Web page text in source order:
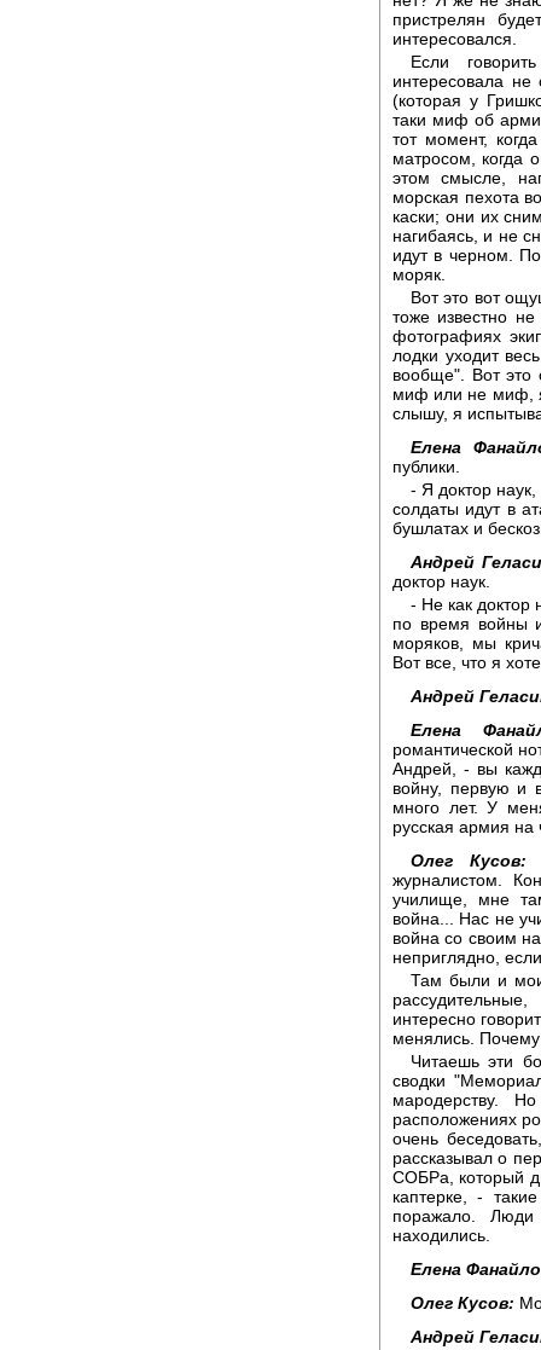
пристрелян
интересовался.
Если
интересовала не
(которая у
таки миф об
тот момент,
матросом, когда
этом смысле,
морская пехота
каски; они их
нагибаясь, и не
идут в черном.
моряк.
Вот это вот
тоже известно
фотографиях
лодки уходит
вообще". Вот это
миф или не миф,
слышу, я
Елена
публики.
- Я доктор
солдаты идут в
бушлатах и
Андрей
доктор наук.
- Не как доктор
по время войны
моряков, мы
Вот все, что я
Андрей
Елена
романтической
Андрей, - вы
войну, первую и
много лет. У
русская армия на
Олег Кусов:
журналистом.
училище, мне
война... Нас не
война со своим
неприглядно,
Там были и мои
интересно
менялись.
Читаешь эти
сводки
мародерству.
расположениях
очень
рассказывал о
СОБРа, который
каптерке, -
поражало. Люди
находились.
Елена
Олег Кусов:
Андрей